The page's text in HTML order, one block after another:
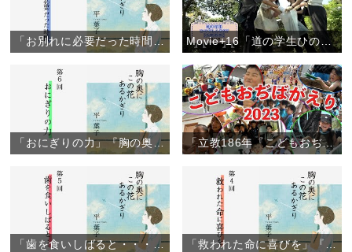
「お別れに必要だった時間」『胸の奥にこの花あるかぎり』（7） Movie+16「道の学生ひのきしんDAY【大阪教区】」
「おにぎりの力」『胸の奥にこの花あるかぎり』（6） 「立教186年『こどもおぢばがえり』閉幕」（2023年8月6日）
「歯を食いしばると・・・」『胸の奥にこの花あるかぎり』（5） 「救われた命に喜びを」『胸の奥にこの花あるかぎり』（4）